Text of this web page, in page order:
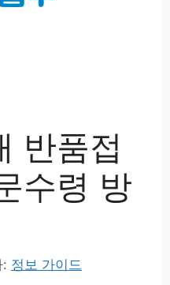
반품접
수령 방
: 정보 가이드